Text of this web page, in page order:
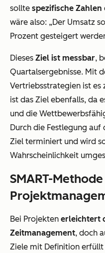
sollte spezifische Zahlen
wäre also: „Der Umsatz
Prozent gesteigert
Dieses Ziel ist messbar,
Quartalsergebnisse. Mit
Vertriebsstrategien ist
ist das Ziel ebenfalls, da
und die
Durch die Festlegung auf
Ziel terminiert und wird
Wahrscheinlichkeit
SMART-
Bei Projekten erleichtert
Zeitmanagement, doch
Ziele mit Definition erfüllt